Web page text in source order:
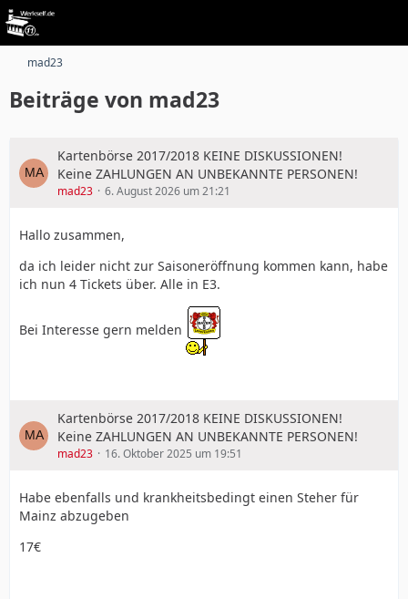
mad23
Beiträge von mad23
Kartenbörse 2017/2018 KEINE DISKUSSIONEN!
Keine ZAHLUNGEN AN UNBEKANNTE PERSONEN!
mad23 6. August 2026 um 21:21
Hallo zusammen,
da ich leider nicht zur Saisoneröffnung kommen kann, habe
ich nun 4 Tickets über. Alle in E3.
Bei Interesse gern melden
Kartenbörse 2017/2018 KEINE DISKUSSIONEN!
Keine ZAHLUNGEN AN UNBEKANNTE PERSONEN!
mad23 16. Oktober 2025 um 19:51
Habe ebenfalls und krankheitsbedingt einen Steher für
Mainz abzugeben
17€